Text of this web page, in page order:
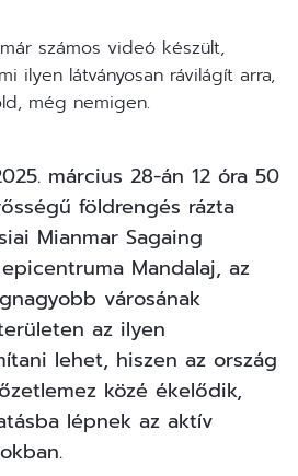
számos videó készült,
ilyen látványosan rávilágít arra,
még nemigen.
március 28-án 12 óra 50
földrengés rázta
Mianmar Sagaing
Mandalaj, az
városának
az ilyen
lehet, hiszen az ország
közé ékelődik,
lépnek az aktív